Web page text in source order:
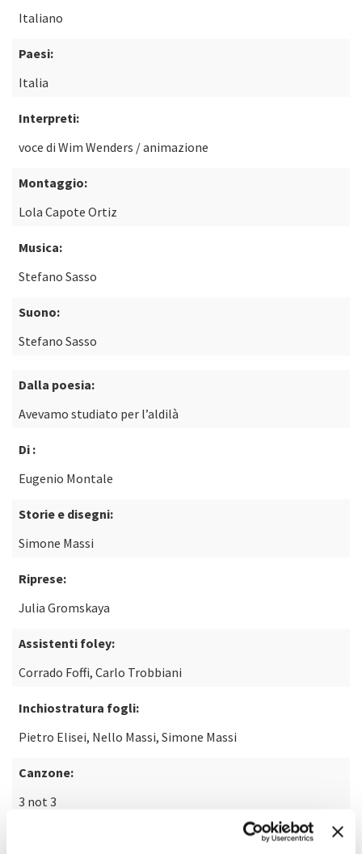
Italiano
Paesi:
Italia
Interpreti:
voce di Wim Wenders / animazione
Montaggio:
Lola Capote Ortiz
Musica:
Stefano Sasso
Suono:
Stefano Sasso
Dalla poesia:
Avevamo studiato per l’aldilà
Di :
Eugenio Montale
Storie e disegni:
Simone Massi
Riprese:
Julia Gromskaya
Assistenti foley:
Corrado Foffi, Carlo Trobbiani
Inchiostratura fogli:
Pietro Elisei, Nello Massi, Simone Massi
Canzone:
3 not 3